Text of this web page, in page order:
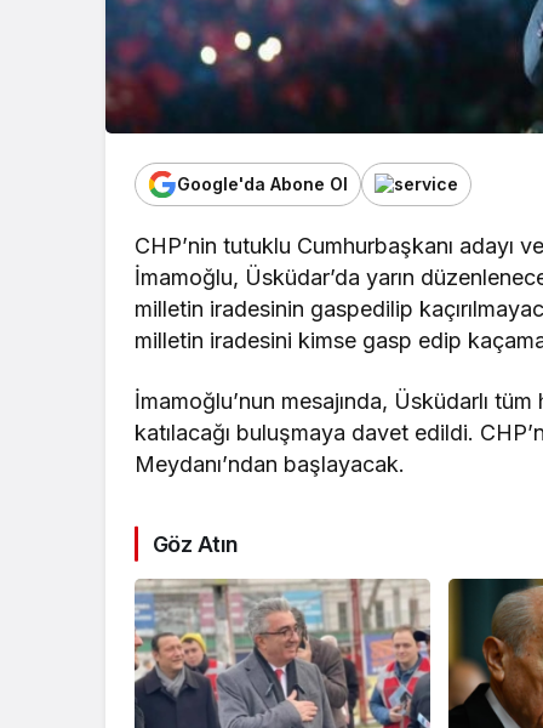
Google'da Abone Ol
CHP’nin tutuklu Cumhurbaşkanı adayı
İmamoğlu, Üsküdar’da yarın
milletin iradesinin gaspedilip
milletin iradesini kimse gasp edip
İmamoğlu’nun mesajında, Üsküdarlı
katılacağı buluşmaya davet edildi.
Meydanı’ndan başlayacak.
Göz Atın